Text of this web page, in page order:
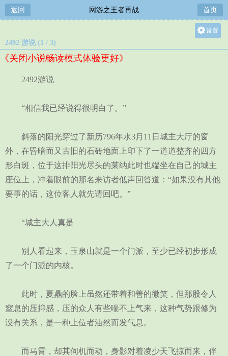
返回 网游之王者再战 首页
设置
2492 游说 (1 / 3)
《关闭小说畅读模式体验更好》
2492游说
“相信我已经说得很明白了。”
斜落的阳光穿过了新历796年水3月11日城主大厅的窗
外，在昏暗而又古旧的石砖地面上印下了一道道整齐的四方
形白斑，位于这排阳光尽头的莱纳此时也端坐在自己的城主
座位上，冲着眼前的那名来访者低声回答道：“如果没有其他
要事的话，这位客人就先请回吧。”
“城主大人真是
别人看起来，玉泉山就是一个门派，至少已经初步形成
了一个门派的内核。
此时，夏鼎的脸上虽然还带着和善的微笑，但那股令人
窒息的压抑感，压的众人有些喘不上气来，这种气势跟修为
没有关系，是一种上位者油然而发气息。
而马霄，却其伺机而动，身影对着凌少天飞掠而来，伴